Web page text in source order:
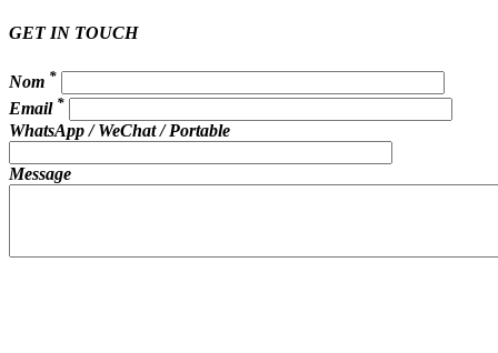
GET IN TOUCH
Nom *
Email *
WhatsApp / WeChat / Portable
Message